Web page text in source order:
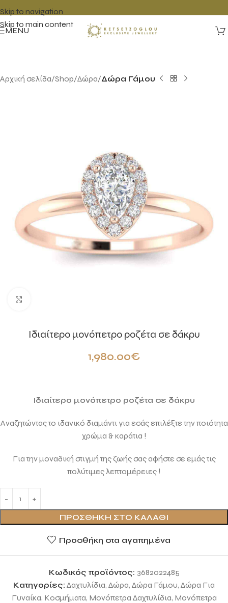
Skip to navigation
Skip to main content
MENU
Αρχική σελίδα Shop Δώρα Δώρα Γάμου
Ιδιαίτερο μονόπετρο ροζέτα σε δάκρυ
1,980.00€
Ιδιαίτερο μονόπετρο ροζέτα σε δάκρυ
Αναζητώντας το ιδανικό διαμάντι για εσάς επιλέξτε την ποιότητα
χρώμα & καράτια !
Για την μοναδική στιγμή της ζωής σας αφήστε σε εμάς τις
πολύτιμες λεπτομέρειες !
ΠΡΟΣΘΉΚΗ ΣΤΟ ΚΑΛΆΘΙ
Προσθήκη στα αγαπημένα
Κωδικός προϊόντος: 3682022485
Κατηγορίες: Δαχτυλίδια, Δώρα, Δώρα Γάμου, Δώρα Για
Γυναίκα, Κοσμήματα, Μονόπετρα Δαχτυλίδια, Μονόπετρα